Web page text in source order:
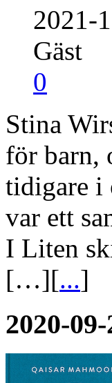
2021-
Gäst
0
Stina
för barn,
tidigare i
var ett
I Liten
[…][...]
2020-09-